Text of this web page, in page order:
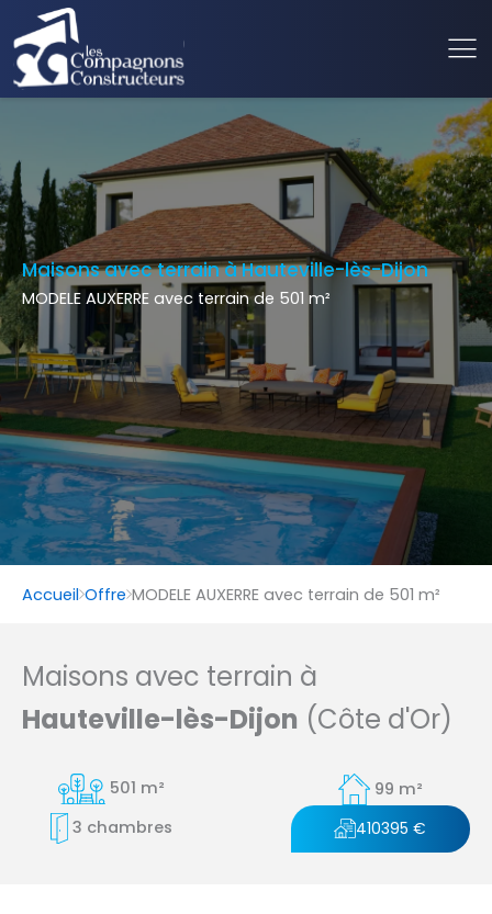
Maisons avec terrain à Hauteville-lès-Dijon
MODELE AUXERRE avec terrain de 501 m²
Accueil Offre MODELE AUXERRE avec terrain de 501 m²
Maisons avec terrain à
Hauteville-lès-Dijon (Côte d'Or)
501 m²
99 m²
3 chambres
410395 €